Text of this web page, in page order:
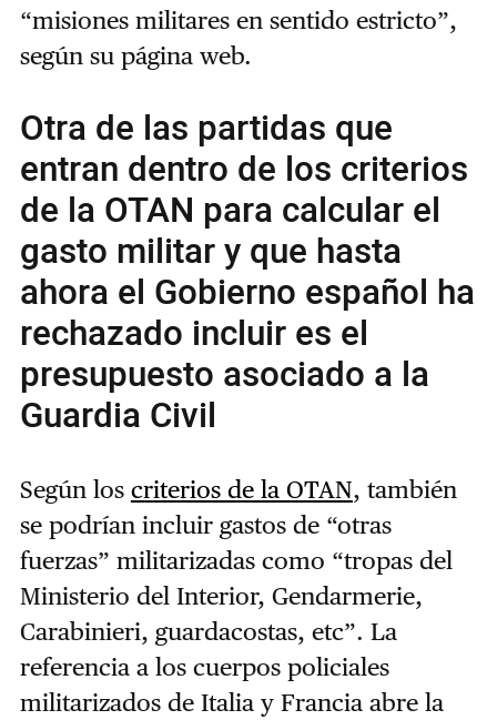
“misiones militares en sentido estricto”,
según su página web.
Otra de las partidas que
entran dentro de los criterios
de la OTAN para calcular el
gasto militar y que hasta
ahora el Gobierno español ha
rechazado incluir es el
presupuesto asociado a la
Guardia Civil
Según los criterios de la OTAN, también
se podrían incluir gastos de “otras
fuerzas” militarizadas como “tropas del
Ministerio del Interior, Gendarmerie,
Carabinieri, guardacostas, etc”. La
referencia a los cuerpos policiales
militarizados de Italia y Francia abre la